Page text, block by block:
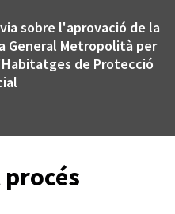
sobre l'aprovació de la
General Metropolità per
de Protecció